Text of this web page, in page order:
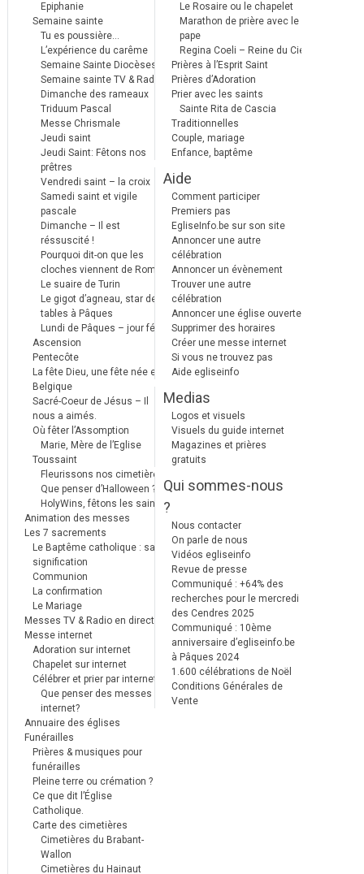
Epiphanie
Semaine sainte
Tu es poussière…
L’expérience du carême
Semaine Sainte Diocèses
Semaine sainte TV & Radio
Dimanche des rameaux
Triduum Pascal
Messe Chrismale
Jeudi saint
Jeudi Saint: Fêtons nos
prêtres
Vendredi saint – la croix
Samedi saint et vigile
pascale
Dimanche – Il est
réssuscité !
Pourquoi dit-on que les
cloches viennent de Rome ?
Le suaire de Turin
Le gigot d’agneau, star des
tables à Pâques
Lundi de Pâques – jour férié
Ascension
Pentecôte
La fête Dieu, une fête née en
Belgique
Sacré-Coeur de Jésus – Il
nous a aimés.
Où fêter l’Assomption
Marie, Mère de l’Eglise
Toussaint
Fleurissons nos cimetières
Que penser d’Halloween ?
HolyWins, fêtons les saints !
Animation des messes
Les 7 sacrements
Le Baptême catholique : sa
signification
Communion
La confirmation
Le Mariage
Messes TV & Radio en direct
Messe internet
Adoration sur internet
Chapelet sur internet
Célébrer et prier par internet
Que penser des messes
internet?
Annuaire des églises
Funérailles
Prières & musiques pour
funérailles
Pleine terre ou crémation ?
Ce que dit l’Église
Catholique.
Carte des cimetières
Cimetières du Brabant-
Wallon
Cimetières du Hainaut
Le Rosaire ou le chapelet
Marathon de prière avec le
pape
Regina Coeli – Reine du Ciel
Prières à l’Esprit Saint
Prières d’Adoration
Prier avec les saints
Sainte Rita de Cascia
Traditionnelles
Couple, mariage
Enfance, baptême
Aide
Comment participer
Premiers pas
EgliseInfo.be sur son site
Annoncer une autre
célébration
Annoncer un évènement
Trouver une autre
célébration
Annoncer une église ouverte
Supprimer des horaires
Créer une messe internet
Si vous ne trouvez pas
Aide egliseinfo
Medias
Logos et visuels
Visuels du guide internet
Magazines et prières
gratuits
Qui sommes-nous
?
Nous contacter
On parle de nous
Vidéos egliseinfo
Revue de presse
Communiqué : +64% des
recherches pour le mercredi
des Cendres 2025
Communiqué : 10ème
anniversaire d’egliseinfo.be
à Pâques 2024
1.600 célébrations de Noël
Conditions Générales de
Vente